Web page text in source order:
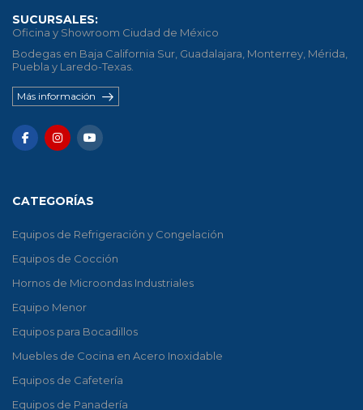
SUCURSALES:
Oficina y Showroom Ciudad de México
Bodegas en Baja California Sur, Guadalajara, Monterrey, Mérida,
Puebla y Laredo-Texas.
Más información
CATEGORÍAS
Equipos de Refrigeración y Congelación
Equipos de Cocción
Hornos de Microondas Industriales
Equipo Menor
Equipos para Bocadillos
Muebles de Cocina en Acero Inoxidable
Equipos de Cafetería
Equipos de Panadería